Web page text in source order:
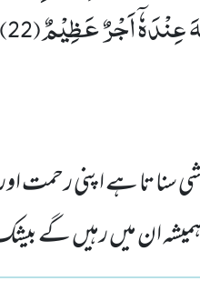
عِنْدَهٗۤ اَجْرٌ عَظِیْمٌ(22)
سنا تا ہے اپنی رحمت
ان میں رہیں گے